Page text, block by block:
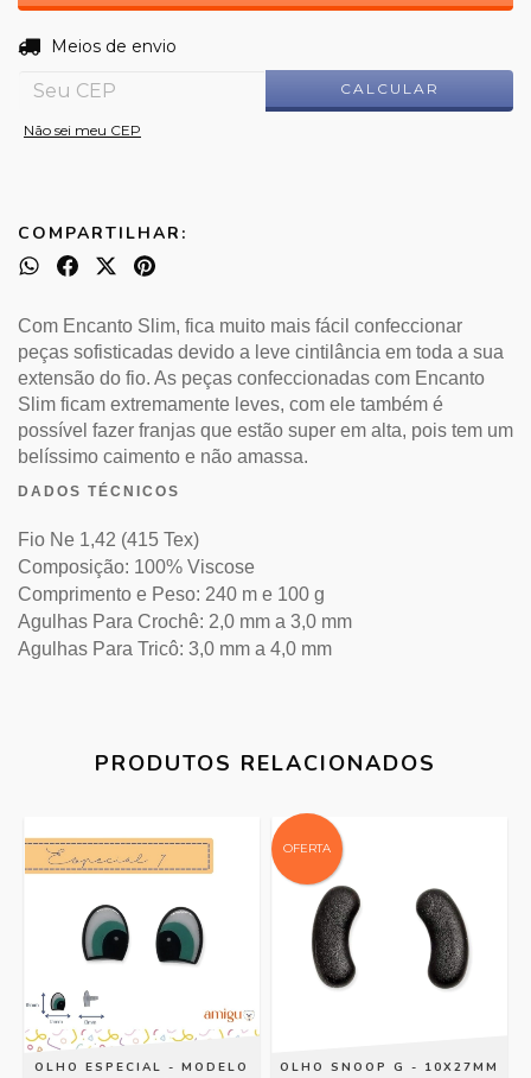
Entregas para o CEP:
Meios de envio
CALCULAR
Não sei meu CEP
COMPARTILHAR:
Com Encanto Slim, fica muito mais fácil confeccionar
peças sofisticadas devido a leve cintilância em toda a sua
extensão do fio. As peças confeccionadas com Encanto
Slim ficam extremamente leves, com ele também é
possível fazer franjas que estão super em alta, pois tem um
belíssimo caimento e não amassa.
DADOS TÉCNICOS
Fio Ne 1,42 (415 Tex)
Composição: 100% Viscose
Comprimento e Peso: 240 m e 100 g
Agulhas Para Crochê: 2,0 mm a 3,0 mm
Agulhas Para Tricô: 3,0 mm a 4,0 mm
PRODUTOS RELACIONADOS
OLHO ESPECIAL - MODELO
OFERTA
OLHO SNOOP G - 10X27MM